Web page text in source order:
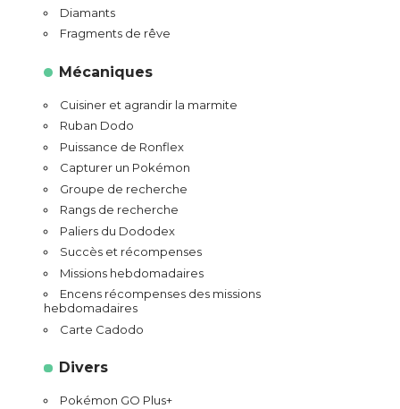
Diamants
Fragments de rêve
Mécaniques
Cuisiner et agrandir la marmite
Ruban Dodo
Puissance de Ronflex
Capturer un Pokémon
Groupe de recherche
Rangs de recherche
Paliers du Dododex
Succès et récompenses
Missions hebdomadaires
Encens récompenses des missions
hebdomadaires
Carte Cadodo
Divers
Pokémon GO Plus+